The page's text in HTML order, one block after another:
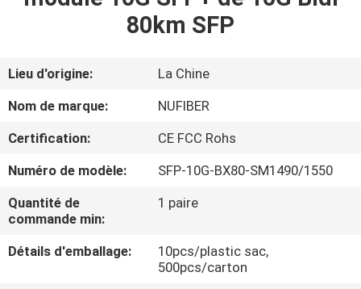
DE
NOUS
VISITE
D'USINE
CONTRÔLE
DE
80km SFP
Lieu d'origine:
La Chine
Nom de marque:
NUFIBER
Certification:
CE FCC Rohs
Numéro de modèle:
SFP-10G-BX80-SM1490/1550
Quantité de
commande min:
1 paire
Détails d'emballage:
10pcs/plastic sac,
500pcs/carton